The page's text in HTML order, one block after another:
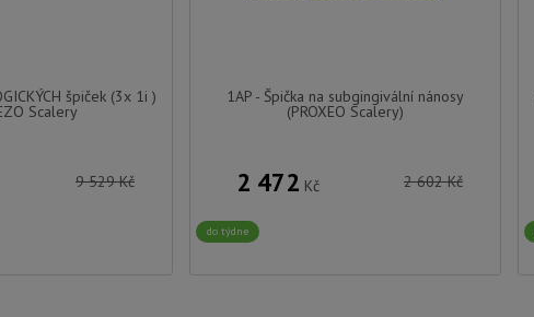
špiček (3x 1i )
Scalery
9 529 Kč
1AP - Špička na subgingivální nánosy
(PROXEO Scalery)
2 472 Kč 2 602 Kč
do týdne